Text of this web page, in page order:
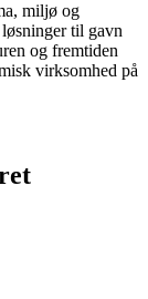
miljø og
til gavn
og fremtiden
virksomhed på